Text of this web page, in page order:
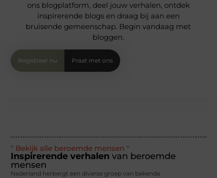
ons blogplatform, deel jouw verhalen, ontdek
inspirerende blogs en draag bij aan een
bruisende gemeenschap. Begin vandaag met
bloggen.
Registreer nu Praat met ons
" Bekijk alle beroemde mensen "
Inspirerende verhalen van beroemde
mensen
Nederland herbergt een diverse groep van bekende